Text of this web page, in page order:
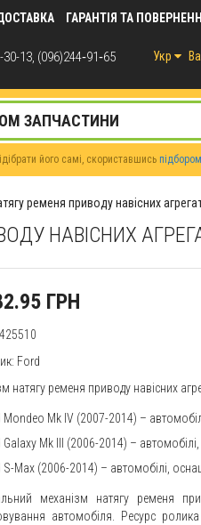
ГАРАНТІЯ ТА
Укр
13, (096)244‑91‑65
його самі, скориставшись
ременя приводу навісних
НАВІСНИХ
ГРН
Ford
натягу ременя приводу навісних
Mondeo Mk IV (2007-2014) –
Galaxy Mk III (2006-2014) –
S-Max (2006-2014) – автомобілі,
механізм натягу ременя
автомобіля. Ресурс